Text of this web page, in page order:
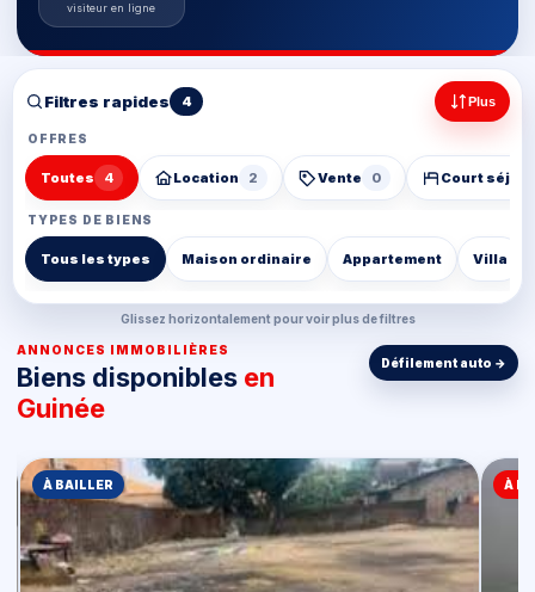
visiteur en ligne
Filtres rapides 4 Plus
OFFRES
Toutes 4 Location 2 Vente 0 Court séjour
TYPES DE BIENS
Tous les types Maison ordinaire Appartement Villa
Glissez horizontalement pour voir plus de filtres
ANNONCES IMMOBILIÈRES
Biens disponibles en
Guinée
À BAILLER À